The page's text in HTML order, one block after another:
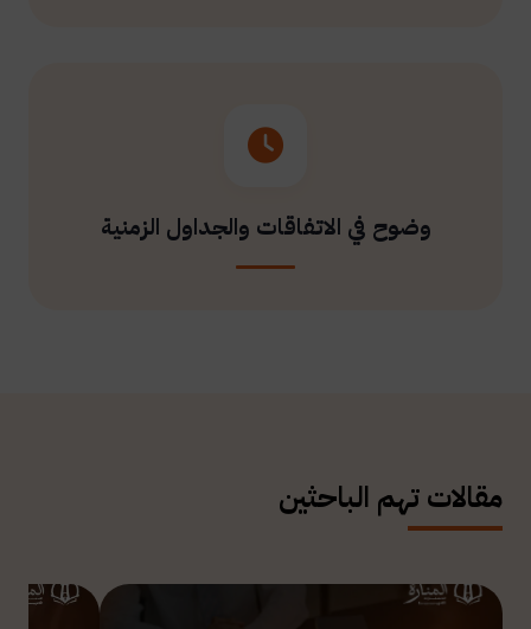
وضوح في الاتفاقات والجداول الزمنية
مقالات تهم الباحثين